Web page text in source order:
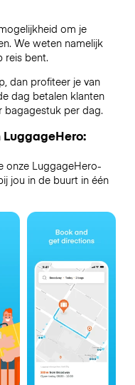
om je
We weten namelijk
reis bent.
dan profiteer je van
dag betalen klanten
bagagestuk per dag.
onze LuggageHero-
jou in de buurt in één